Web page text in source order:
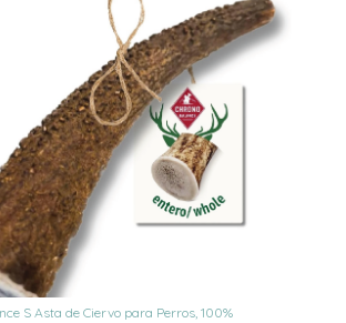
S Asta de Ciervo para Perros, 100%